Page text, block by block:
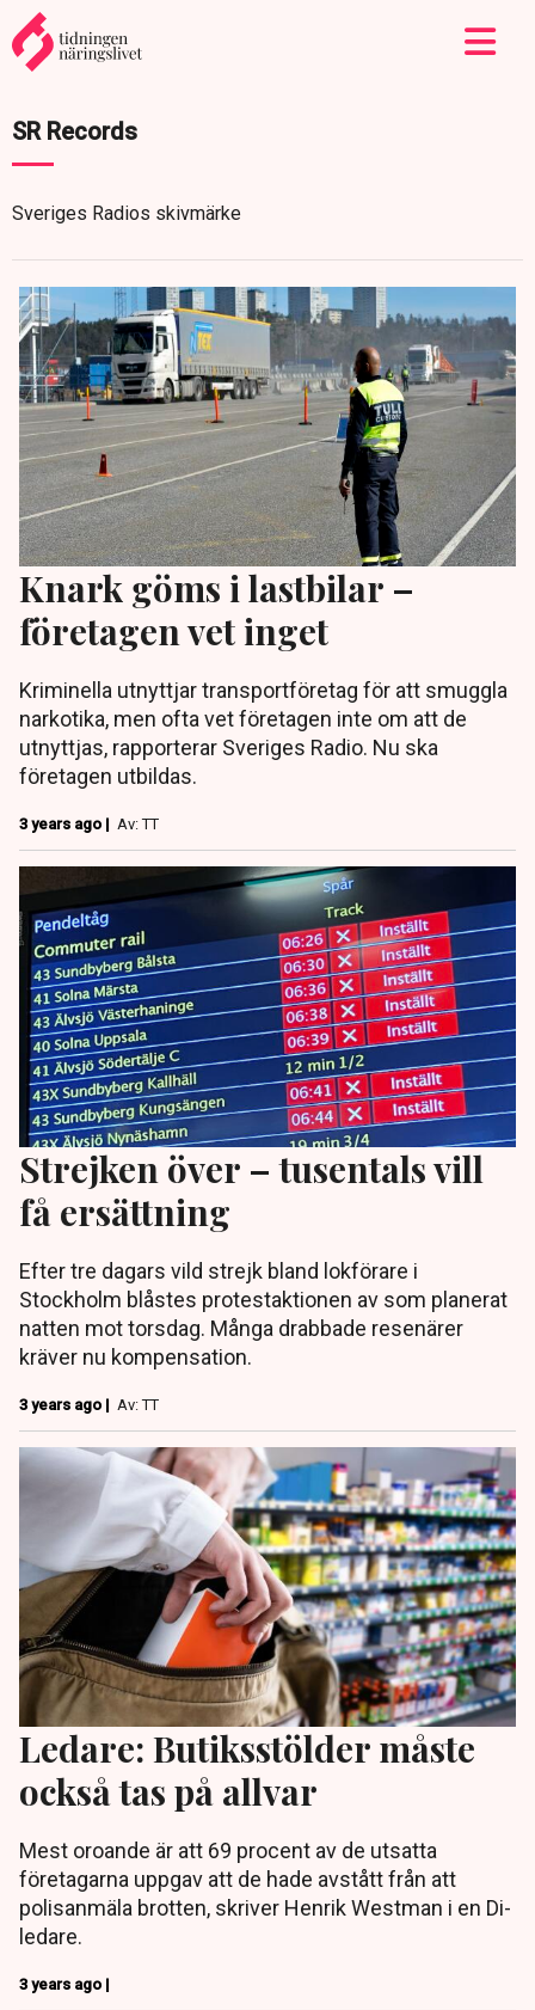
SR Records
Sveriges Radios skivmärke
Knark göms i lastbilar –
företagen vet inget
Kriminella utnyttjar transportföretag för att smuggla
narkotika, men ofta vet företagen inte om att de
utnyttjas, rapporterar Sveriges Radio. Nu ska
företagen utbildas.
3 years ago | Av: TT
Strejken över – tusentals vill
få ersättning
Efter tre dagars vild strejk bland lokförare i
Stockholm blåstes protestaktionen av som planerat
natten mot torsdag. Många drabbade resenärer
kräver nu kompensation.
3 years ago | Av: TT
Ledare: Butiksstölder måste
också tas på allvar
Mest oroande är att 69 procent av de utsatta
företagarna uppgav att de hade avstått från att
polisanmäla brotten, skriver Henrik Westman i en Di-
ledare.
3 years ago |